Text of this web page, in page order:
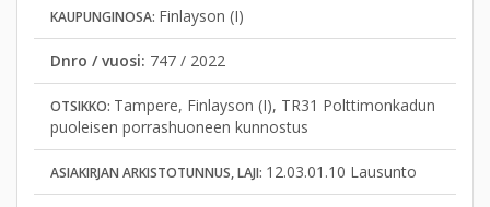
KAUPUNGINOSA: Finlayson (I)
Dnro / vuosi: 747 / 2022
OTSIKKO: Tampere, Finlayson (I), TR31 Polttimonkadun
puoleisen porrashuoneen kunnostus
ASIAKIRJAN ARKISTOTUNNUS, LAJI: 12.03.01.10 Lausunto